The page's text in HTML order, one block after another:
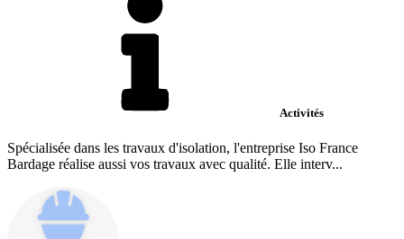
Activités
Spécialisée dans les travaux d'isolation, l'entreprise Iso France
Bardage réalise aussi vos travaux avec qualité. Elle interv...